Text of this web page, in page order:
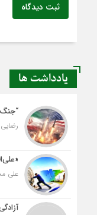
ثبت دیدگاه
یادداشت ها
رضایی
علی